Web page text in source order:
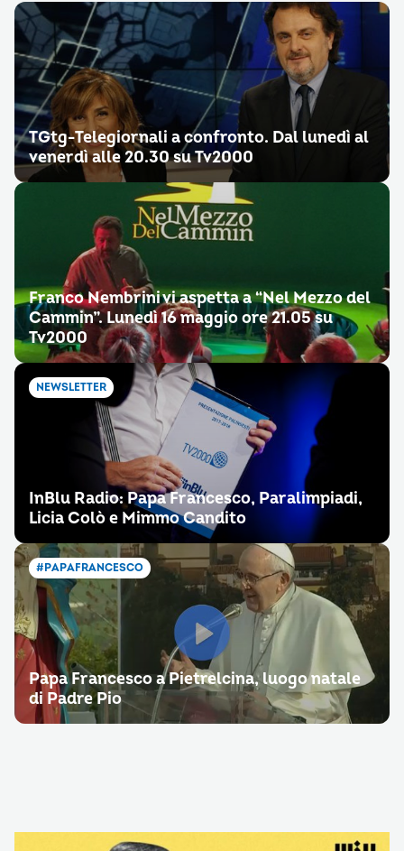
TGtg-Telegiornali a confronto. Dal lunedì al
venerdì alle 20.30 su Tv2000
Franco Nembrini vi aspetta a “Nel Mezzo del
Cammin”. Lunedì 16 maggio ore 21.05 su
Tv2000
NEWSLETTER
InBlu Radio: Papa Francesco, Paralimpiadi,
Licia Colò e Mimmo Candito
#PAPAFRANCESCO
Papa Francesco a Pietrelcina, luogo natale
di Padre Pio